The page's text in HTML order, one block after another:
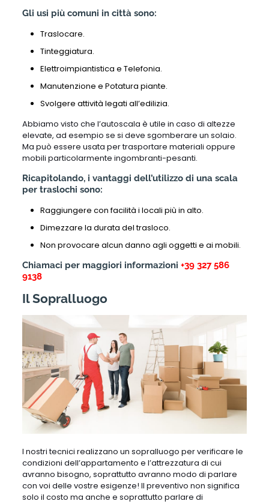
Gli usi più comuni in città sono:
Traslocare.
Tinteggiatura.
Elettroimpiantistica e Telefonia.
Manutenzione e Potatura piante.
Svolgere attività legati all’edilizia.
Abbiamo visto che l’autoscala è utile in caso di altezze
elevate, ad esempio se si deve sgomberare un solaio.
Ma può essere usata per trasportare materiali oppure
mobili particolarmente ingombranti-pesanti.
Ricapitolando, i vantaggi dell’utilizzo di una scala
per traslochi sono:
Raggiungere con facilità i locali più in alto.
Dimezzare la durata del trasloco.
Non provocare alcun danno agli oggetti e ai mobili.
Chiamaci per maggiori informazioni +39 327 586
9138
Il Sopralluogo
I nostri tecnici realizzano un sopralluogo per verificare le
condizioni dell’appartamento e l’attrezzatura di cui
avranno bisogno, soprattutto avranno modo di parlare
con voi delle vostre esigenze! Il preventivo non significa
solo il costo ma anche e soprattutto parlare di